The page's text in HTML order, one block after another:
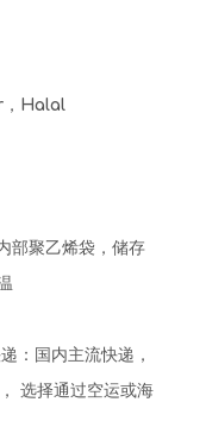
，Halal
部聚乙烯袋，储存
：国内主流快递，
选择通过空运或海